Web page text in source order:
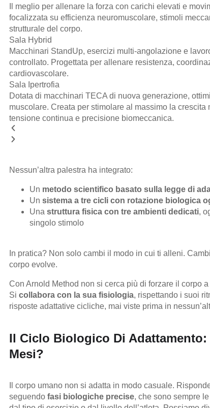
Il meglio per allenare la forza con carichi elevati e
focalizzata su efficienza neuromuscolare, stimoli
strutturale del corpo.
Sala Hybrid
Macchinari StandUp, esercizi multi-angolazione e
controllato. Progettata per allenare resistenza,
cardiovascolare.
Sala Ipertrofia
Dotata di macchinari TECA di nuova generazione,
muscolare. Creata per stimolare al massimo la crescita
tensione continua e precisione biomeccanica.
Nessun’altra palestra ha integrato:
Un metodo scientifico basato sulla legge di
Un sistema a tre cicli con rotazione biologica
Una struttura fisica con tre ambienti dedicati,
singolo stimolo
In pratica? Non solo cambi il modo in cui ti alleni.
corpo evolve.
Con Arnold Method non si cerca più di forzare il corpo
Si collabora con la sua fisiologia, rispettando i suoi
risposte adattative cicliche, mai viste prima in
Il Ciclo Biologico Di Adattamento:
Mesi?
Il corpo umano non si adatta in modo casuale.
seguendo fasi biologiche precise, che sono sempre